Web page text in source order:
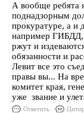
А вообще ребята
поднадзорным
прокуратуре, а и
например ГИБДД,
ржут и
обязанности и
Левит все это
правы вы... На
комитет края,
уже звание и
Ответить